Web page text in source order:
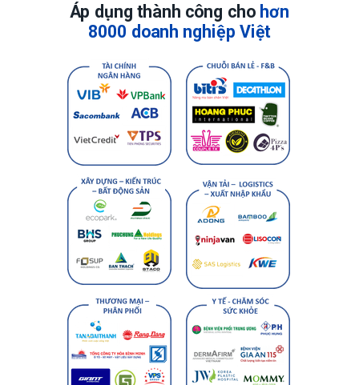
Áp dụng thành công cho hơn
8000 doanh nghiệp Việt